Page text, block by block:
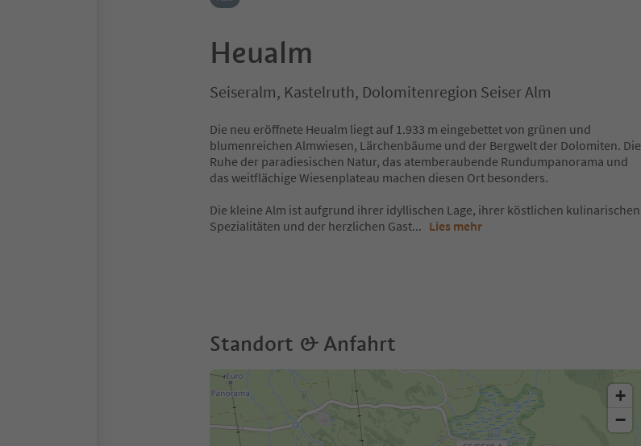
Heualm
Seiseralm, Kastelruth, Dolomitenregion Seiser Alm
Die neu eröffnete Heualm liegt auf 1.933 m eingebettet von grünen und
blumenreichen Almwiesen, Lärchenbäume und der Bergwelt der Dolomiten. Die
Ruhe der paradiesischen Natur, das atemberaubende Rundumpanorama und
das weitflächige Wiesenplateau machen diesen Ort besonders.
Die kleine Alm ist aufgrund ihrer idyllischen Lage, ihrer köstlichen kulinarischen
Spezialitäten und der herzlichen Gast... Lies mehr
Standort & Anfahrt
+
−